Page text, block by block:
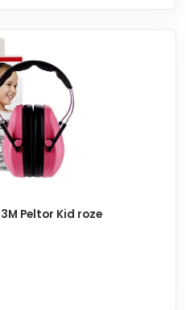
Peltor Kid roze